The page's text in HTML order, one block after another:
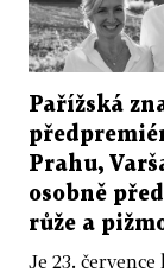
Pařížská
Prahu,
osobně
růže a
Je 23.